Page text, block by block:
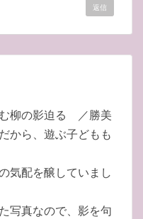
返信
柳の影迫る ／勝美
から、遊ぶ子どもも
気配を醸していまし
写真なので、影を句